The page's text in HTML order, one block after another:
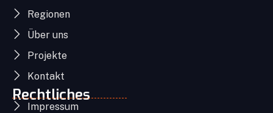
Regionen
Über uns
Projekte
Kontakt
Rechtliches
Impressum